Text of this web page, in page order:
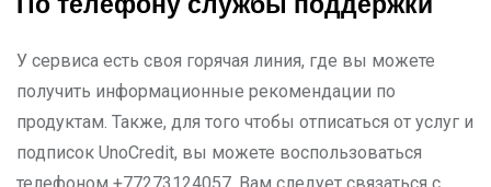
По телефону службы поддержки
У сервиса есть своя горячая линия, где вы можете
получить информационные рекомендации по
продуктам. Также, для того чтобы отписаться от услуг и
подписок UnoCredit, вы можете воспользоваться